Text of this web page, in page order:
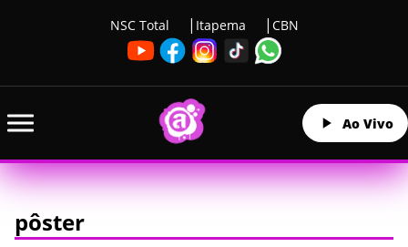
NSC Total Itapema CBN
Ao Vivo
pôster